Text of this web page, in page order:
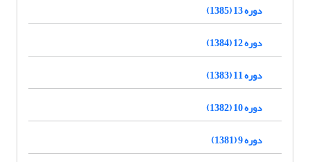
دوره 13 (1385)
دوره 12 (1384)
دوره 11 (1383)
دوره 10 (1382)
دوره 9 (1381)